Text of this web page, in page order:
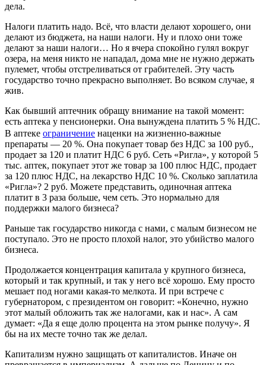
дела.
Налоги платить надо. Всё, что власти делают хорошего, они
делают из бюджета, на наши налоги. Ну и плохо они тоже
делают за наши налоги… Но я вчера спокойно гулял вокруг
озера, на меня никто не нападал, дома мне не нужно держать
пулемет, чтобы отстреливаться от грабителей. Эту часть
государство точно прекрасно выполняет. Во всяком случае, я
жив.
Как бывший аптечник обращу внимание на такой момент:
есть аптека у пенсионерки. Она вынуждена платить 5 % НДС.
В аптеке ограничение наценки на жизненно-важные
препараты — 20 %. Она покупает товар без НДС за 100 руб.,
продает за 120 и платит НДС 6 руб. Сеть «Ригла», у которой 5
тыс. аптек, покупает этот же товар за 100 плюс НДС, продает
за 120 плюс НДС, на лекарство НДС 10 %. Сколько заплатила
«Ригла»? 2 руб. Можете представить, одиночная аптека
платит в 3 раза больше, чем сеть. Это нормально для
поддержки малого бизнеса?
Раньше так государство никогда с нами, с малым бизнесом не
поступало. Это не просто плохой налог, это убийство малого
бизнеса.
Продолжается концентрация капитала у крупного бизнеса,
который и так крупный, и так у него всё хорошо. Ему просто
мешает под ногами какая-то мелкота. И при встрече с
губернатором, с президентом он говорит: «Конечно, нужно
этот малый обложить так же налогами, как и нас». А сам
думает: «Да я еще долю процента на этом рынке получу». Я
бы на их месте точно так же делал.
Капитализм нужно защищать от капиталистов. Иначе он